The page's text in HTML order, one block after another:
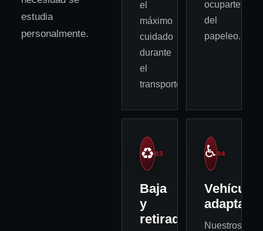
estudia
personalmente.
el
máximo
cuidado
durante
el
transporte.
ocuparte
del
papeleo.
♻️03
Baja
y
retirada
♿04
Vehículos
Nuestros